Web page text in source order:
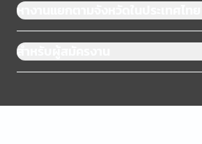
หางานแยกตามจังหวัดในประเทศไทย
สำหรับผู้สมัครงาน